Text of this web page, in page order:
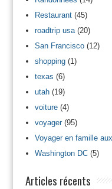
Restaurant(45)
roadtrip usa(20)
San Francisco(12)
shopping(1)
texas (6)
utah(19)
voiture(4)
voyager(95)
Voyager en famille
Washington DC(5)
Articles récents